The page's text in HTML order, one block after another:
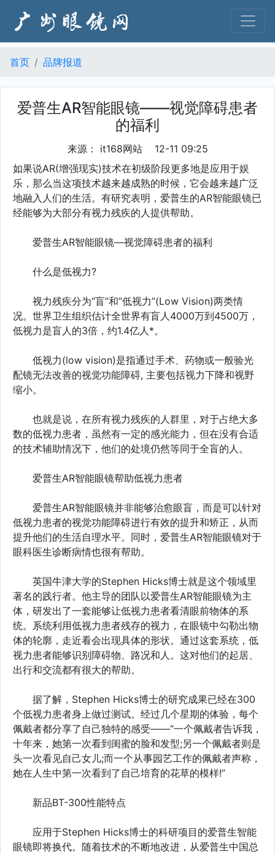
首页 品牌报道
爱普生AR智能眼镜——视觉障碍患者
的福利
来源： it168网站 12-11 09:25
如果说AR(增强现实)技术在初级阶段更多地是应用于娱
乐，那么当这项技术越来越成熟的时候，它会越来越广泛
地融入人们的生活。有研究表明，爱普生的AR智能眼镜已
经能够为大部分有视力残疾的人提供帮助。
爱普生AR智能眼镜—视觉障碍患者的福利
什么是低视力?
视力残疾分为“盲”和“低视力”(Low Vision)两类情
况。世界卫生组织估计全世界有盲人4000万到4500万，
低视力是盲人的3倍，约1.4亿人*。
低视力(low vision)是指通过手术、药物或一般验光
配镜无法改善的视觉功能障碍, 主要包括视力下降和视野
缩小。
也就是说，在所有视力残疾的人群里，对于占绝大多
数的低视力患者，虽然有一定的感光能力，但在没有合适
的技术辅助情况下，他们的处境仍然等同于全盲的人。
爱普生AR智能眼镜帮助低视力患者
爱普生AR智能眼镜并非能够治愈眼盲，而是可以针对
低视力患者的视觉功能障碍进行有效的提升和矫正，从而
提升他们的生活自理水平。同时，爱普生AR智能眼镜对于
眼科医生诊断病情也很有帮助。
英国牛津大学的Stephen Hicks博士就是这个领域里
著名的践行者。他主导的团队以爱普生AR智能眼镜为主
体，研发出了一套能够让低视力患者看清眼前物体的系
统。系统利用低视力患者残存的视力，在眼镜中勾勒出物
体的轮廓，走近看会出现具体的形状。通过这套系统，低
视力患者能够识别障碍物、路况和人。这对他们的起居、
出行和交流都有很大的帮助。
据了解，Stephen Hicks博士的研究成果已经在300
个低视力患者身上做过测试。经过几个星期的体验，每个
佩戴者都分享了自己独特的感受——“一个佩戴者告诉我，
十年来，她第一次看到闺蜜的脸和发型;另一个佩戴者则是
头一次看见自己女儿;而一个从事园艺工作的佩戴者声称，
她在人生中第一次看到了自己培育的花草的模样!”
新品BT-300性能特点
应用于Stephen Hicks博士的科研项目的爱普生智能
眼镜即将换代。随着技术的不断地改进，从爱普生中国总